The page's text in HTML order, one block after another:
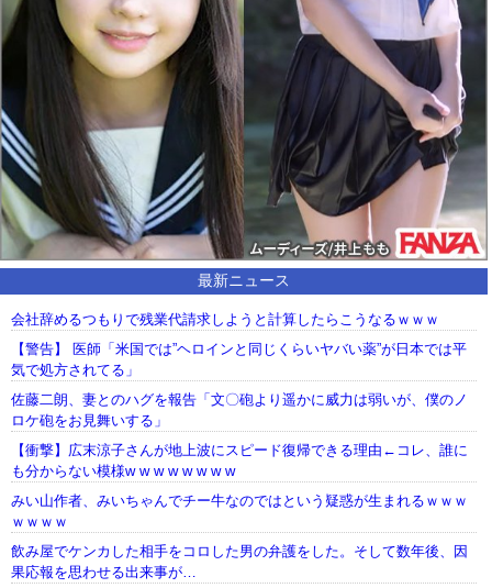
最新ニュース
会社辞めるつもりで残業代請求しようと計算したらこうなるｗｗｗ
【警告】 医師「米国では”ヘロインと同じくらいヤバい薬”が日本では平
気で処方されてる」
佐藤二朗、妻とのハグを報告「文〇砲より遥かに威力は弱いが、僕のノ
ロケ砲をお見舞いする」
【衝撃】広末涼子さんが地上波にスピード復帰できる理由←コレ、誰に
も分からない模様w w w w w w w w
みい山作者、みいちゃんでチー牛なのではという疑惑が生まれるｗｗｗ
ｗｗｗｗ
飲み屋でケンカした相手をコロした男の弁護をした。そして数年後、因
果応報を思わせる出来事が…